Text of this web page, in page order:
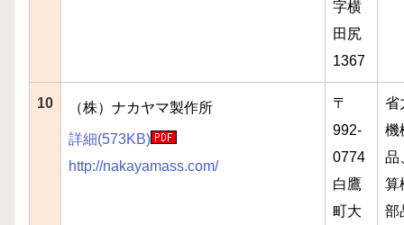
字横
田尻
1367
10 （株）ナカヤマ製作所
詳細(573KB)
http://nakayamass.com/
〒
992-
0774
白鷹
町大
省
機
品
算
部